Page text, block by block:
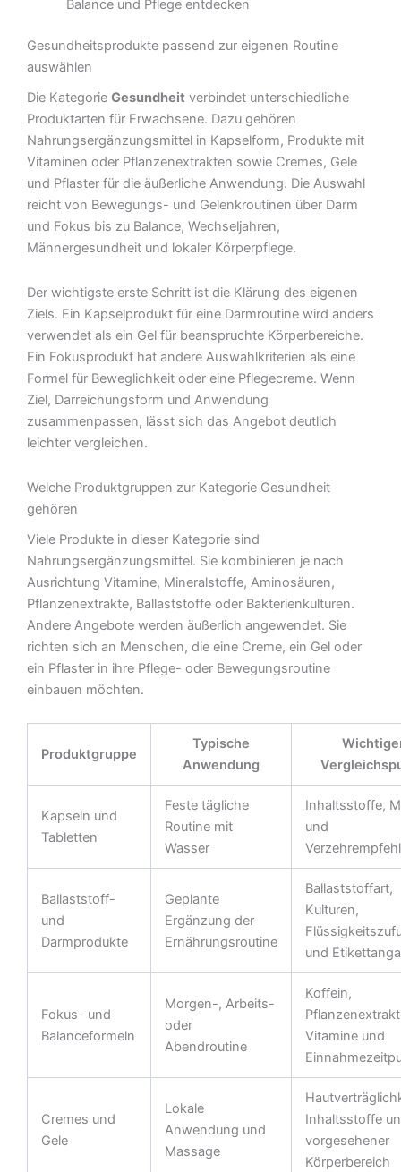
Balance und Pflege entdecken
Gesundheitsprodukte passend zur eigenen Routine
auswählen
Die Kategorie Gesundheit verbindet unterschiedliche
Produktarten für Erwachsene. Dazu gehören
Nahrungsergänzungsmittel in Kapselform, Produkte mit
Vitaminen oder Pflanzenextrakten sowie Cremes, Gele
und Pflaster für die äußerliche Anwendung. Die Auswahl
reicht von Bewegungs- und Gelenkroutinen über Darm
und Fokus bis zu Balance, Wechseljahren,
Männergesundheit und lokaler Körperpflege.
Der wichtigste erste Schritt ist die Klärung des eigenen
Ziels. Ein Kapselprodukt für eine Darmroutine wird anders
verwendet als ein Gel für beanspruchte Körperbereiche.
Ein Fokusprodukt hat andere Auswahlkriterien als eine
Formel für Beweglichkeit oder eine Pflegecreme. Wenn
Ziel, Darreichungsform und Anwendung
zusammenpassen, lässt sich das Angebot deutlich
leichter vergleichen.
Welche Produktgruppen zur Kategorie Gesundheit
gehören
Viele Produkte in dieser Kategorie sind
Nahrungsergänzungsmittel. Sie kombinieren je nach
Ausrichtung Vitamine, Mineralstoffe, Aminosäuren,
Pflanzenextrakte, Ballaststoffe oder Bakterienkulturen.
Andere Angebote werden äußerlich angewendet. Sie
richten sich an Menschen, die eine Creme, ein Gel oder
ein Pflaster in ihre Pflege- oder Bewegungsroutine
einbauen möchten.
Produktgruppe
Typische
Anwendung
Kapseln und
Tabletten
Feste tägliche
Routine mit
Wasser
Inhaltsstoffe,
und
Ballaststoff-
und
Darmprodukte
Geplante
Ergänzung der
Ernährungsroutine
Ballaststoffart,
Kulturen,
und
Fokus- und
Balanceformeln
Morgen-, Arbeits-
oder
Abendroutine
Koffein,
Vitamine und
Cremes und
Gele
Lokale
Anwendung und
Massage
Inhaltsstoffe
vorgesehener
Körperbereich